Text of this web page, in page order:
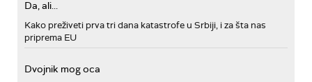
Da, ali...
Kako preživeti prva tri dana katastrofe u Srbiji, i za šta nas
priprema EU
Dvojnik mog oca